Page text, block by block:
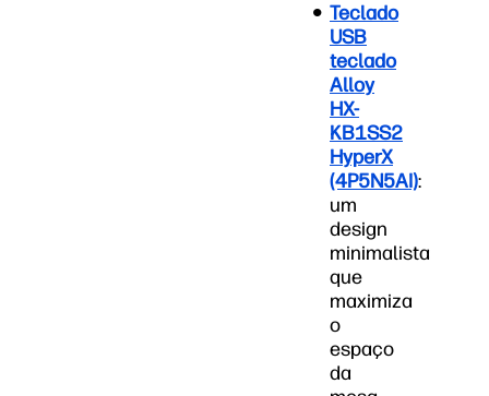
Teclado
USB
teclado
Alloy
HX-
KB1SS2
HyperX
(4P5N5AI):
um
design
minimalista
que
maximiza
o
espaço
da